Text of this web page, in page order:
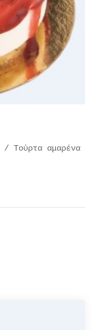
/ Τούρτα αμαρένα